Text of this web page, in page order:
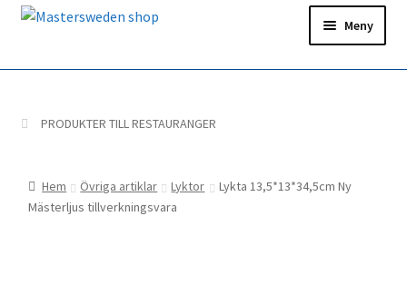
Hoppa
Hoppa
Meny
Hem
Ditt konto
PRODUKTER TILL RESTAURANGER
Hem Övriga artiklar Lyktor
Lykta 13,5*13*34,5cm Ny
Mästerljus tillverkningsvara